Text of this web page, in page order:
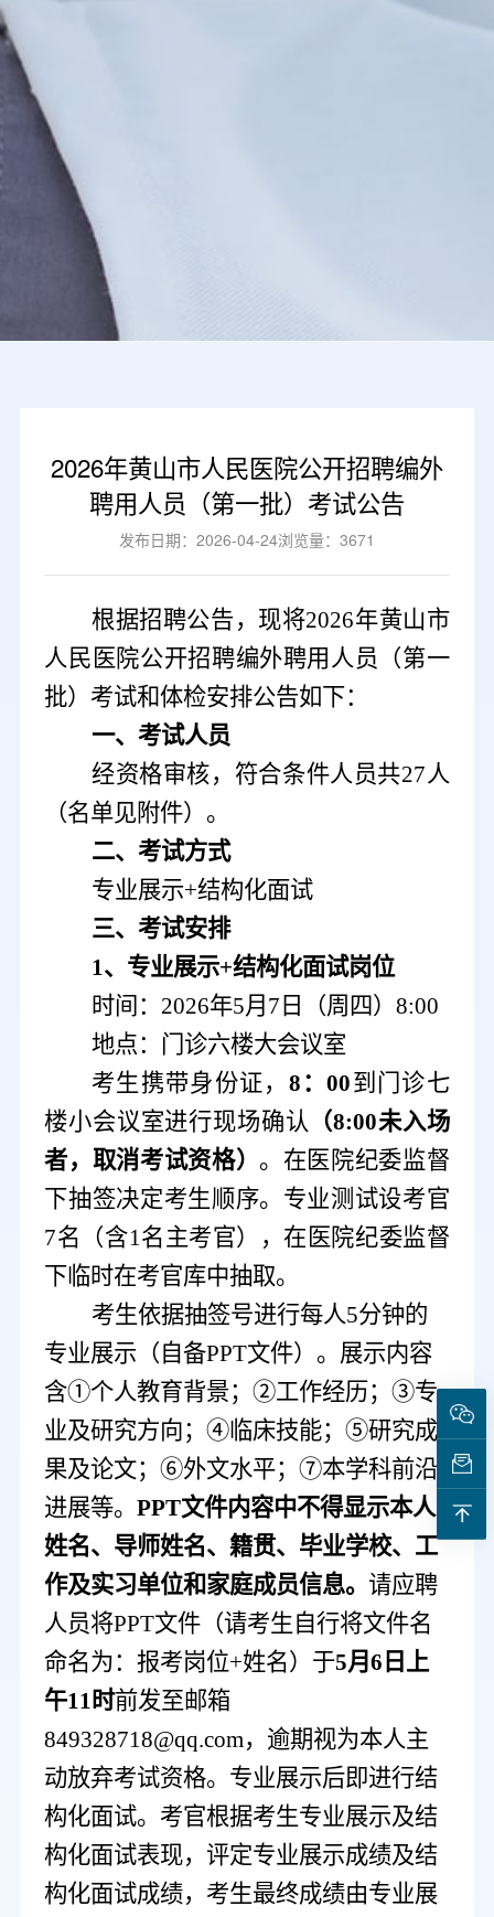
2026年黄山市人民医院公开招聘编外
聘用人员（第一批）考试公告
发布日期：2026-04-24浏览量：3671
根据招聘公告，现将2026年黄山市
人民医院公开招聘编外聘用人员（第一
批）考试和体检安排公告如下：
一、考试人员
经资格审核，符合条件人员共27人
（名单见附件）。
二、考试方式
专业展示+结构化面试
三、考试安排
1、专业展示+结构化面试岗位
时间： 2026年5月7日（周四）8:00
地点：门诊六楼大会议室
考生携带身份证， 8：00到 门诊七
楼小会议室进行现场确认 （8:00未入场
者，取消考试资格） 。 在医院纪委监督
下抽签决定考生顺序。专业测试设考官
7名（含1名主考官）
， 在医院纪委监督
下临时在考官库中抽取。
考生依据抽签号进行每人5分钟的
专业展示（自备PPT文件）。展示内容
含①个人教育背景；②工作经历；③专
业及研究方向；④临床技能；⑤研究成
果及论文；⑥外文水平；⑦本学科前沿
进展等。PPT文件内容中不得显示本人
姓名、导师姓名、 籍贯、 毕业学校、 工
作及实习单位和家庭成员信息。请应聘
人员将PPT文件（请考生自行将文件名
命名为：报考岗位+姓名）于5月6 日
上
午11 时前发至邮箱
849328718@qq.com，逾期视为本人主
动放弃考试资格。专业展示后即进行结
构化面试。考官根据考生专业展示及结
构化面试表现，评定专业展示成绩及结
构化面试成绩，考生最终成绩由专业展